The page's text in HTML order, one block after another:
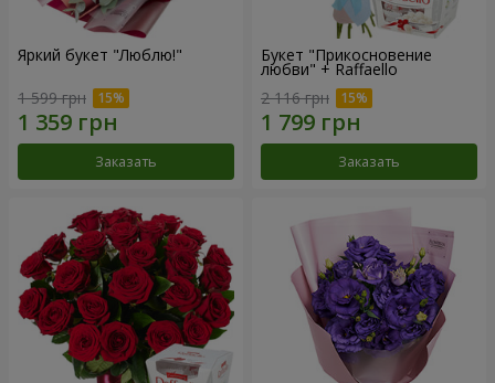
Яркий букет "Люблю!"
1 599 грн
Заказать
Букет "Прикосновение
любви" + Raffaello
2 116 грн
Заказать